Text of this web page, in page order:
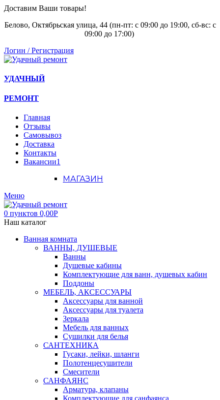
Доставим Ваши товары!
Белово, Октябрьская улица, 44 (пн-пт: с 09:00 до 19:00, сб-вс: с
09:00 до 17:00)
Логин / Регистрация
УДАЧНЫЙ
РЕМОНТ
Главная
Отзывы
Самовывоз
Доставка
Контакты
Вакансии1
МАГАЗИН
Меню
0 пунктов 0,00Р
Наш каталог
Ванная комната
ВАННЫ, ДУШЕВЫЕ
Ванны
Душевые кабины
Комплектующие для ванн, душевых кабин
Поддоны
МЕБЕЛЬ, АКСЕССУАРЫ
Аксессуары для ванной
Аксессуары для туалета
Зеркала
Мебель для ванных
Сушилки для белья
САНТЕХНИКА
Гусаки, лейки, шланги
Полотенцесушители
Смесители
САНФАЯНС
Арматура, клапаны
Комплектующие для санфаянса